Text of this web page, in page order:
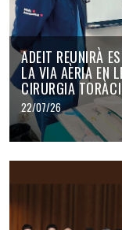
ADEIT REUNIRÀ
LA VIA AÈRIA EN
CIRURGIA
22/07/26